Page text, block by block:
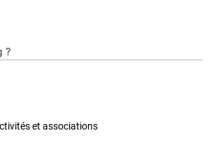
?
et associations